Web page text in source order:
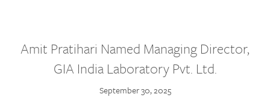
Amit Pratihari Named Managing Director,
GIA India Laboratory Pvt. Ltd.
September 30, 2025